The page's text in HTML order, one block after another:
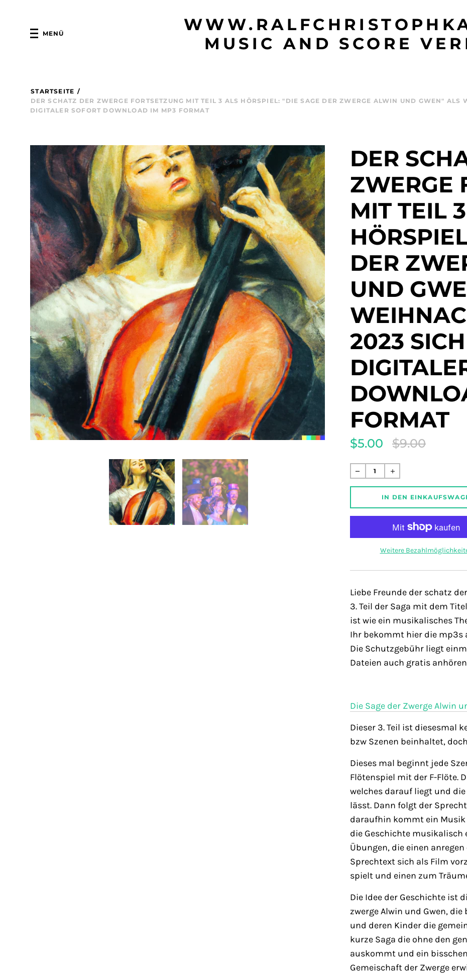
MENÜ
MUSIC AND SCORE
STARTSEITE /
DER SCHATZ DER ZWERGE FORTSETZUNG MIT TEIL 3 ALS HÖRSPIEL: "DIE SAGE DER ZWERGE ALWIN UND GWEN" ALS
DIGITALER SOFORT DOWNLOAD IM MP3 FORMAT
DER
ZWERGE
MIT TEIL
DER
UND
2023
FORMAT
$5.00
Translation
$9.00
Normaler
Preis
IN DEN
Weitere
Liebe Freunde der schatz
3. Teil der Saga mit dem
ist wie ein musikalisches
Ihr bekommt hier die mp3s
Die Schutzgebühr liegt
Dateien auch gratis
Die Sage der Zwerge Alwin
Dieser 3. Teil ist diesesmal
bzw Szenen beinhaltet,
Dieses mal beginnt jede
Flötenspiel mit der F-Flöte.
welches darauf liegt und
lässt. Dann folgt der
daraufhin kommt ein Musik
die Geschichte musikalisch
Übungen, die einen
Sprechtext sich als Film
spielt und einen zum
Die Idee der Geschichte ist
zwerge Alwin und Gwen,
und deren Kinder die
kurze Saga die ohne den
auskommt und ein
Gemeischaft der Zwerge